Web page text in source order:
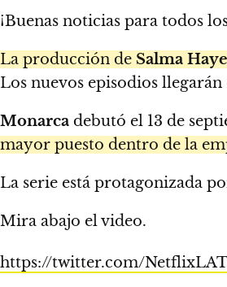
¡Buenas noticias para todos
La producción de Salma
Los nuevos episodios
Monarca debutó el 13 de
mayor puesto dentro de la
La serie está protagonizada
Mira abajo el video.
https://twitter.com/NetflixLAT/